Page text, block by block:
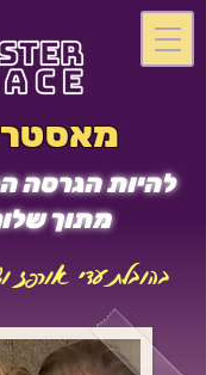
מאסטר
להיות הגרסה
מתוך
בהובלת עדי אורפז